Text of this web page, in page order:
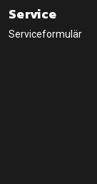
Service
Serviceformulär